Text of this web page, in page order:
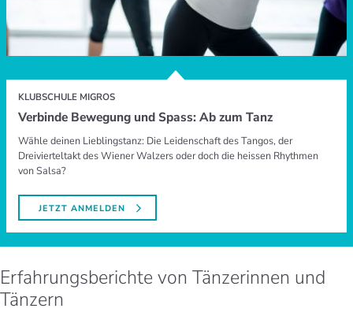
KLUBSCHULE MIGROS
Verbinde Bewegung und Spass: Ab zum Tanz
Wähle deinen Lieblingstanz: Die Leidenschaft des Tangos, der
Dreivierteltakt des Wiener Walzers oder doch die heissen Rhythmen
von Salsa?
JETZT ANMELDEN
Erfahrungsberichte von Tänzerinnen und
Tänzern